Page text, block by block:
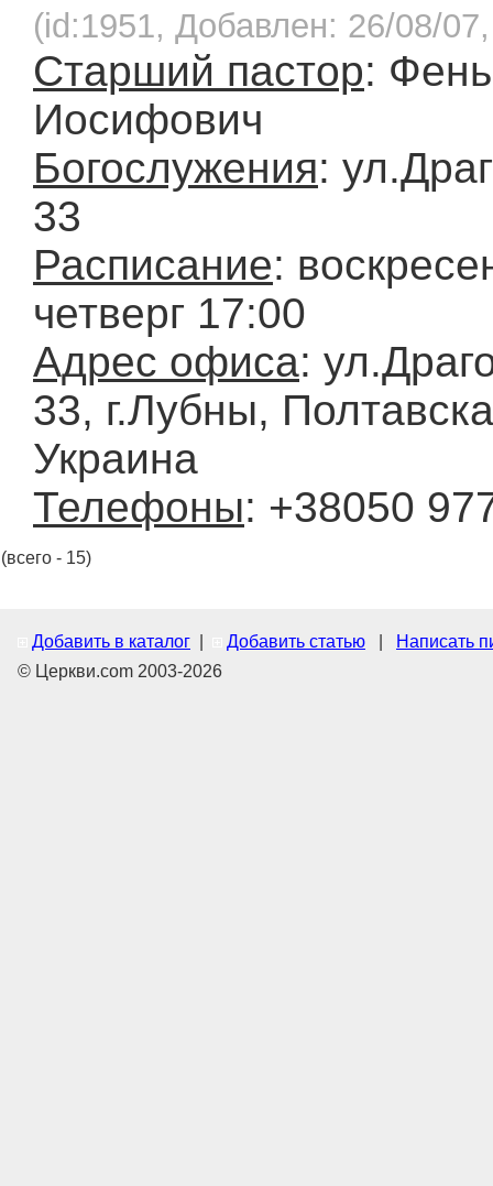
(id:1951, Добавлен: 26/08/
Старший пастор:
Иосифович
Богослужения:
33
Расписание:
четверг 17:00
Адрес офиса:
33, г.Лубны,
Украина
Телефоны: +38050
(всего - 15)
Добавить в каталог Добавить статью
Написать
© Церкви.com 2003-2026